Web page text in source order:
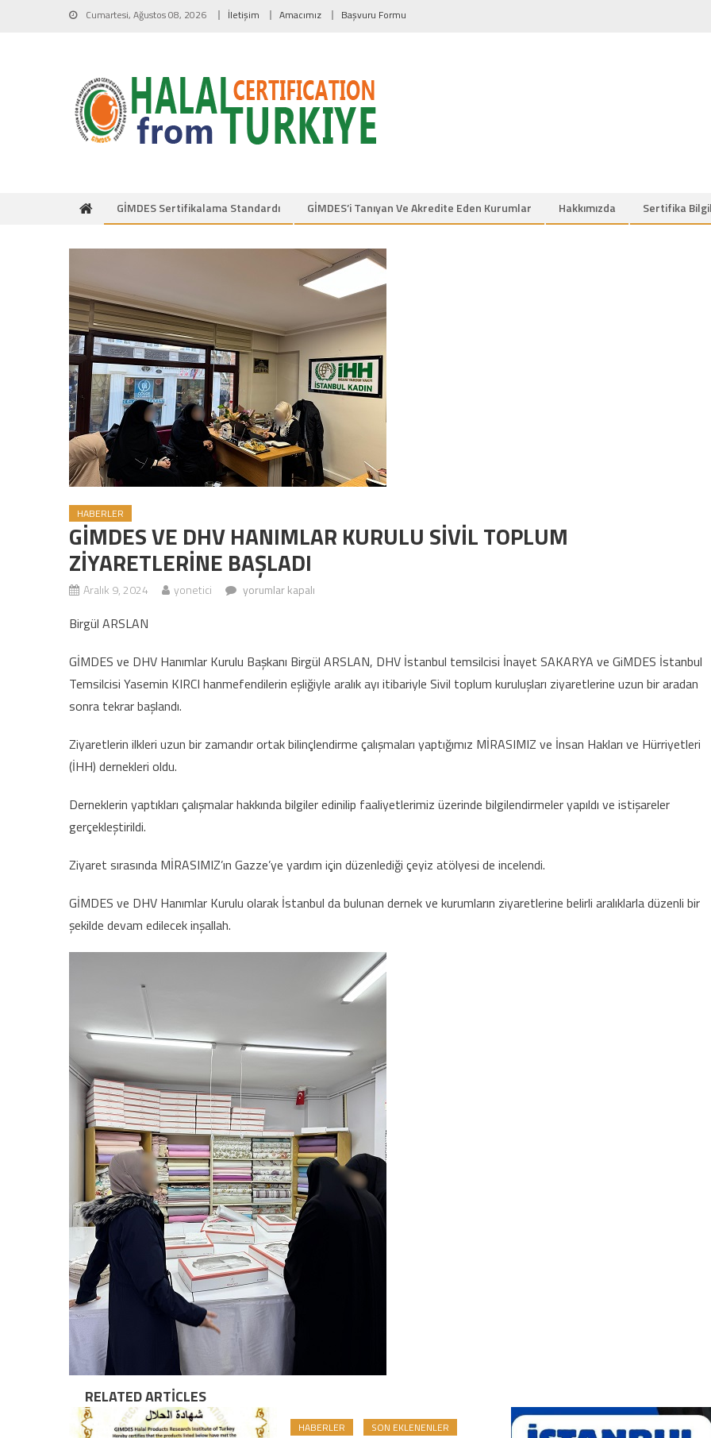
Skip to content Cumartesi, Ağustos 08, 2026 İletişim Amacımız Başvuru Formu
GİMDES Sertifikalama Standardı GİMDES’i Tanıyan Ve Akredite Eden Kurumlar Hakkımızda Sertifika
HABERLER
GİMDES VE DHV HANIMLAR KURULU SİVİL TOPLUM
ZİYARETLERİNE BAŞLADI
Aralık 9, 2024 yonetici GİMDES VE DHV HANIMLAR KURULU SİVİL TOPLUM ZİYARETLERİNE BAŞLADI için
yorumlar kapalı
Birgül ARSLAN
GİMDES ve DHV Hanımlar Kurulu Başkanı Birgül ARSLAN, DHV İstanbul temsilcisi İnayet SAKARYA ve GiMDES İstanbul
Temsilcisi Yasemin KIRCI hanmefendilerin eşliğiyle aralık ayı itibariyle Sivil toplum kuruluşları ziyaretlerine uzun bir aradan
sonra tekrar başlandı.
Ziyaretlerin ilkleri uzun bir zamandır ortak bilinçlendirme çalışmaları yaptığımız MİRASIMIZ ve İnsan Hakları ve Hürriyetleri
(İHH) dernekleri oldu.
Derneklerin yaptıkları çalışmalar hakkında bilgiler edinilip faaliyetlerimiz üzerinde bilgilendirmeler yapıldı ve istişareler
gerçekleştirildi.
Ziyaret sırasında MİRASIMIZ’ın Gazze’ye yardım için düzenlediği çeyiz atölyesi de incelendi.
GİMDES ve DHV Hanımlar Kurulu olarak İstanbul da bulunan dernek ve kurumların ziyaretlerine belirli aralıklarla düzenli bir
şekilde devam edilecek inşallah.
RELATED ARTICLES
HABERLER SON EKLENENLER